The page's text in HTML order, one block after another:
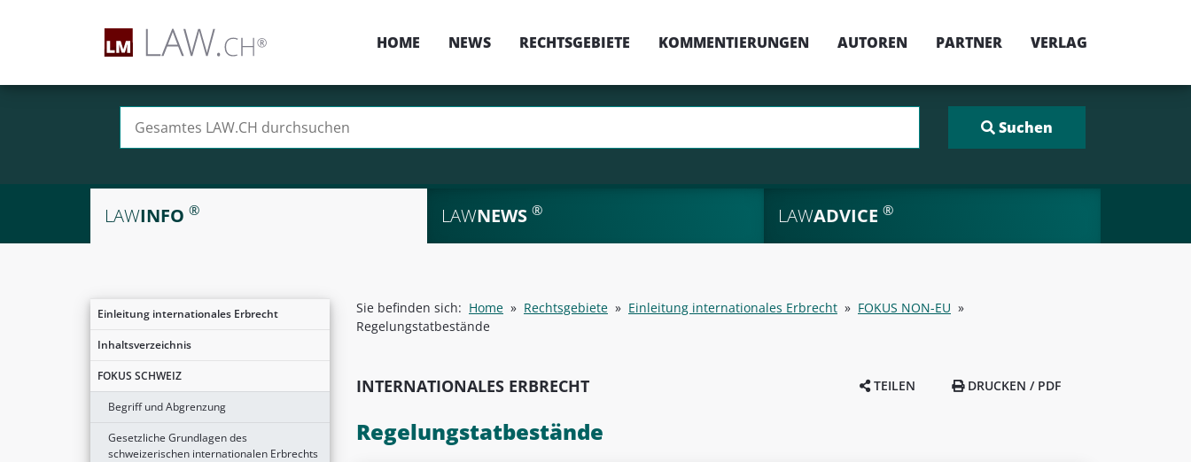
HOME NEWS RECHTSGEBIETE KOMMENTIERUNGEN AUTOREN PARTNER VERLAG
LAWINFO ® LAWNEWS ® LAWADVICE ®
Einleitung internationales Erbrecht
Inhaltsverzeichnis
FOKUS SCHWEIZ
Begriff und Abgrenzung
Gesetzliche Grundlagen des
schweizerischen internationalen Erbrechts
Sie befinden sich: Home » Rechtsgebiete » Einleitung internationales Erbrecht » FOKUS NON-EU »
Regelungstatbestände
INTERNATIONALES ERBRECHT TEILEN DRUCKEN / PDF
Regelungstatbestände